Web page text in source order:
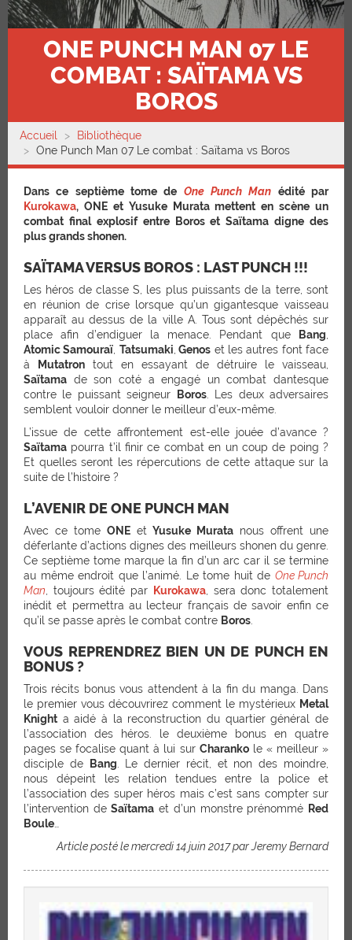
ONE PUNCH MAN 07 LE
COMBAT : SAÏTAMA VS
BOROS
Accueil
Bibliothèque
One Punch Man 07 Le combat : Saïtama vs Boros
Dans ce septième tome de One Punch Man édité par
Kurokawa, ONE et Yusuke Murata mettent en scène un
combat final explosif entre Boros et Saïtama digne des
plus grands shonen.
SAÏTAMA VERSUS BOROS : LAST PUNCH !!!
Les héros de classe S, les plus puissants de la terre, sont
en réunion de crise lorsque qu’un gigantesque vaisseau
apparaît au dessus de la ville A. Tous sont dépêchés sur
place afin d’endiguer la menace. Pendant que
Bang
Atomic Samouraï Tatsumaki Genos et les autres font face
à
Mutatron tout en essayant de détruire le vaisseau,
Saïtama de son coté a engagé un combat dantesque
contre le puissant seigneur
Boros. Les deux adversaires
semblent vouloir donner le meilleur d’eux-même.
L’issue de cette affrontement est-elle jouée d’avance ?
Saïtama pourra t’il finir ce combat en un coup de poing ?
Et quelles seront les répercutions de cette attaque sur la
suite de l’histoire ?
L’AVENIR DE ONE PUNCH MAN
Avec ce tome ONEetYusuke Murata nous offrent une
déferlante d’actions dignes des meilleurs shonen du genre.
Ce septième tome marque la fin d’un arc car il se termine
au même endroit que l’animé. Le tome huit de One Punch
Man , toujours édité par Kurokawa, sera donc totalement
inédit et permettra au lecteur français de savoir enfin ce
qu’il se passe après le combat contre Boros
VOUS REPRENDREZ BIEN UN DE PUNCH EN
BONUS ?
Trois récits bonus vous attendent à la fin du manga. Dans
le premier vous découvrirez comment le mystérieux Metal
Knight a aidé à la reconstruction du quartier général de
l’association des héros. le deuxième bonus en quatre
pages se focalise quant à lui sur Charankole « meilleur »
disciple de
Bang . Le dernier récit, et non des moindre,
nous dépeint les relation tendues entre la police et
l’association des super héros mais c’est sans compter sur
l’intervention deSaïtama et d’un monstre prénommé Red
Boule
Article posté le mercredi 14 juin 2017 par Jeremy Bernard